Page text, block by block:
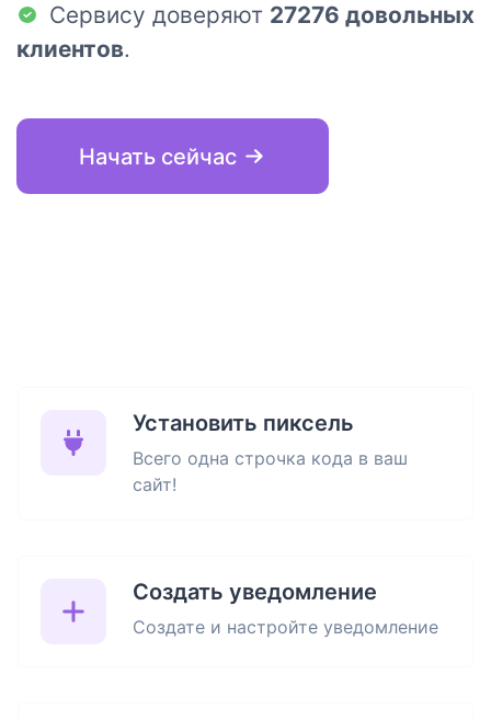
Сервису доверяют 27276 довольных
клиентов.
Начать сейчас
Установить пиксель
Всего одна строчка кода в ваш
сайт!
Создать уведомление
Создате и настройте уведомление